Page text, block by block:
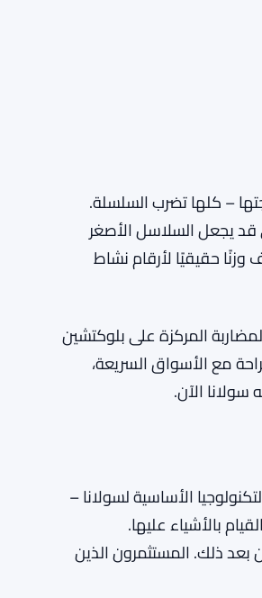
– كلها تضرب السلسلة.
حقيقيًا لأرقام نشاط
المركزة على بلوكتشين
مع الأسواق السريعة،
الآن.